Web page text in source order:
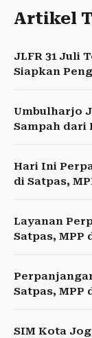
Artikel
JLFR 31 Juli
Siapkan
Umbulharjo
Sampah dari
Hari Ini
di Satpas,
Layanan
Satpas, MPP
Satpas, MPP
SIM Kota